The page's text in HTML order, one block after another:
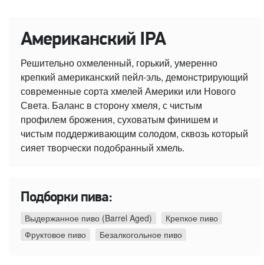
Американский IPA
Решительно охмеленный, горький, умеренно
крепкий американский пейл-эль, демонстрирующий
современные сорта хмелей Америки или Нового
Света. Баланс в сторону хмеля, с чистым
профилем брожения, суховатым финишем и
чистым поддерживающим солодом, сквозь который
сияет творчески подобранный хмель.
Подборки пива:
Выдержанное пиво (Barrel Aged)
Крепкое пиво
Фруктовое пиво
Безалкогольное пиво